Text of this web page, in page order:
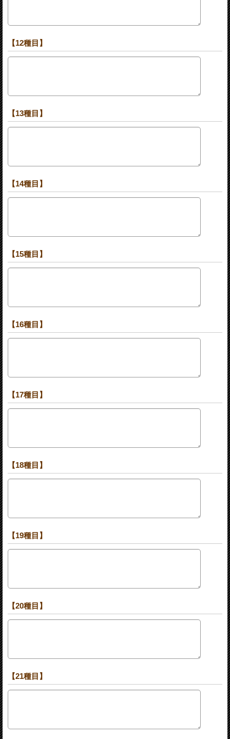
【12種目】
【13種目】
【14種目】
【15種目】
【16種目】
【17種目】
【18種目】
【19種目】
【20種目】
【21種目】